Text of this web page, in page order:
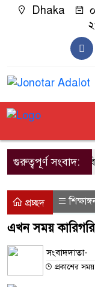
Dhaka
গুরুত্বপূর্ণ সংবাদ:
বিজিবির
প্রচ্ছদ
এখন সময় কারিগরি
সংবাদদাতা-
প্রকাশের